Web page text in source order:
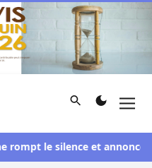
et d'investigation
Rechercher
le silence et annonce